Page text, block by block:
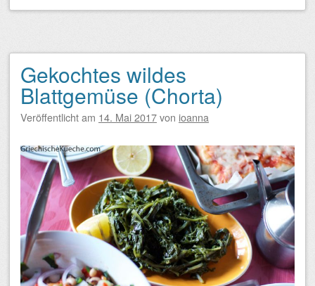
Gekochtes wildes
Blattgemüse (Chorta)
Veröffentlicht am 14. Mai 2017von ioanna